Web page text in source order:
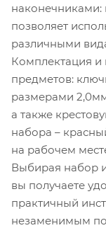
наконечниками:
позволяет
различными
Комплектация и
предметов:
размерами
а также
набора –
на рабочем
Выбирая набор
вы получаете
практичный
незаменимым